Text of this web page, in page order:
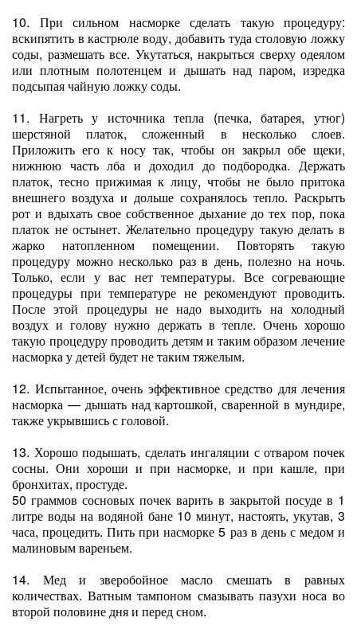
10. При сильном насморке сделать такую процедуру:
вскипятить в кастрюле воду, добавить туда столовую ложку
соды, размешать все. Укутаться, накрыться сверху одеялом
или плотным полотенцем и дышать над паром, изредка
подсыпая чайную ложку соды.
11. Нагреть у источника тепла (печка, батарея, утюг)
шерстяной платок, сложенный в несколько слоев.
Приложить его к носу так, чтобы он закрыл обе щеки,
нижнюю часть лба и доходил до подбородка. Держать
платок, тесно прижимая к лицу, чтобы не было притока
внешнего воздуха и дольше сохранялось тепло. Раскрыть
рот и вдыхать свое собственное дыхание до тех пор, пока
платок не остынет. Желательно процедуру такую делать в
жарко натопленном помещении. Повторять такую
процедуру можно несколько раз в день, полезно на ночь.
Только, если у вас нет температуры. Все согревающие
процедуры при температуре не рекомендуют проводить.
После этой процедуры не надо выходить на холодный
воздух и голову нужно держать в тепле. Очень хорошо
такую процедуру проводить детям и таким образом лечение
насморка у детей будет не таким тяжелым.
12. Испытанное, очень эффективное средство для лечения
насморка — дышать над картошкой, сваренной в мундире,
также укрывшись с головой.
13. Хорошо подышать, сделать ингаляции с отваром почек
сосны. Они хороши и при насморке, и при кашле, при
бронхитах, простуде.
50 граммов сосновых почек варить в закрытой посуде в 1
литре воды на водяной бане 10 минут, настоять, укутав, 3
часа, процедить. Пить при насморке 5 раз в день с медом и
малиновым вареньем.
14. Мед и зверобойное масло смешать в равных
количествах. Ватным тампоном смазывать пазухи носа во
второй половине дня и перед сном.